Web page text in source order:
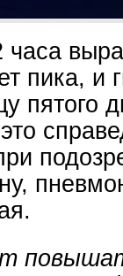
часа
пика, и
пятого